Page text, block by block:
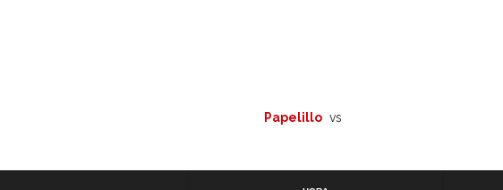
Papelillo vs